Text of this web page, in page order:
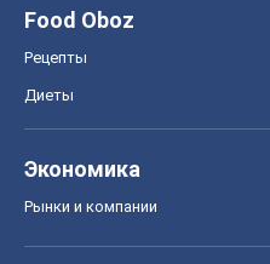
Food Oboz
Рецепты
Диеты
Экономика
Рынки и компании